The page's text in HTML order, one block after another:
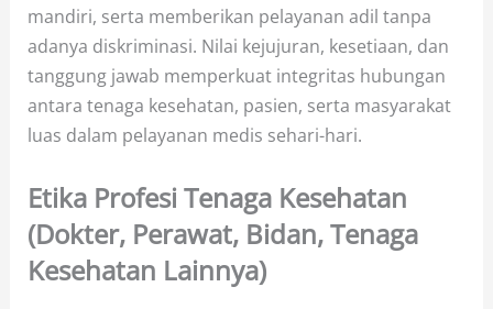
mandiri, serta memberikan pelayanan adil tanpa
adanya diskriminasi. Nilai kejujuran, kesetiaan, dan
tanggung jawab memperkuat integritas hubungan
antara tenaga kesehatan, pasien, serta masyarakat
luas dalam pelayanan medis sehari-hari.
Etika Profesi Tenaga Kesehatan
(Dokter, Perawat, Bidan, Tenaga
Kesehatan Lainnya)